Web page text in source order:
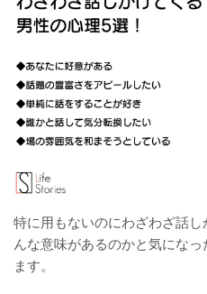
特に用もないのにわざわざ話
んな意味があるのかと気にな
ます。